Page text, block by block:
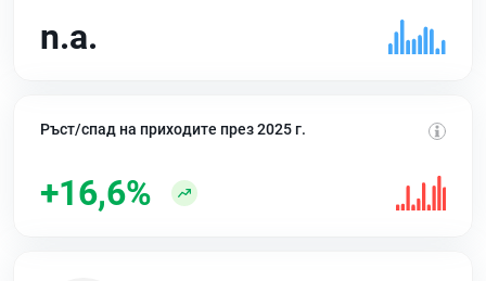
n.a.
Ръст/спад на приходите през 2025 г.
+16,6%